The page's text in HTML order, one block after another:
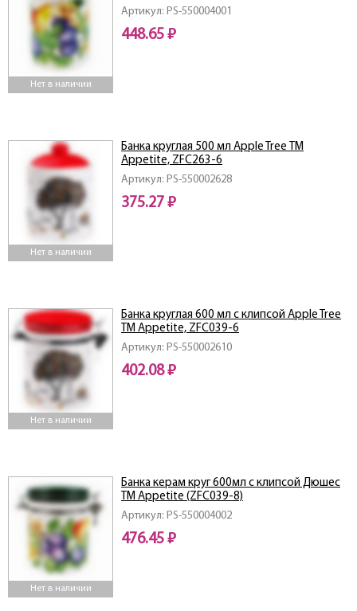
Нет в наличии
Артикул: PS-550004001
448.65 ₽
Нет в наличии
Артикул: PS-550002628
Банка круглая 500 мл Apple Tree ТМ
Appetite, ZFC263-6
375.27 ₽
Нет в наличии
Артикул: PS-550002610
Банка круглая 600 мл c клипсой Apple Tree
ТМ Appetite, ZFC039-6
402.08 ₽
Нет в наличии
Артикул: PS-550004002
Банка керам круг 600мл c клипсой Дюшес
ТМ Appetite (ZFC039-8)
476.45 ₽